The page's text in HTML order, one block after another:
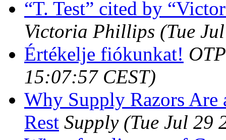
“T. Test” cited by
Victoria Phillips (Tue
Értékelje fiókunkat!
15:07:57 CEST)
Why Supply Razors Are
Rest Supply (Tue Jul 29